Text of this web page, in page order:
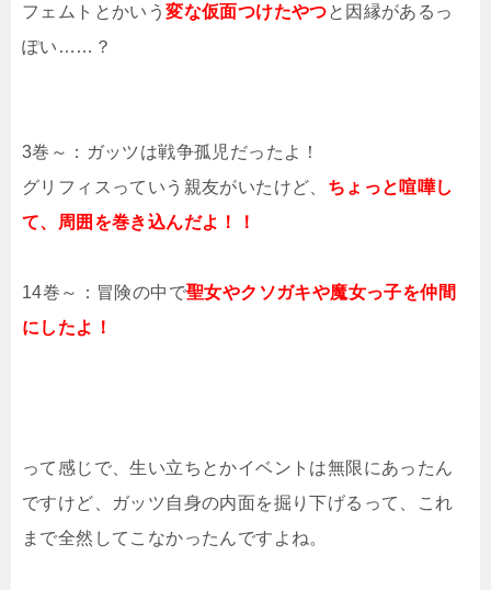
フェムトとかいう変な仮面つけたやつと因縁があるっ
ぽい……？
3巻～：ガッツは戦争孤児だったよ！
グリフィスっていう親友がいたけど、 ちょっと喧嘩し
て、周囲を巻き込んだよ！！
14巻～：冒険の中で聖女やクソガキや魔女っ子を仲間
にしたよ！
って感じで、生い立ちとかイベントは無限にあったん
ですけど、ガッツ自身の内面を掘り下げるって、これ
まで全然してこなかったんですよね。